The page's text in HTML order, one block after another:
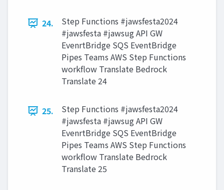
24.
Step Functions #jawsfesta2024
#jawsfesta #jawsug API GW
EvenrtBridge SQS EventBridge
Pipes Teams AWS Step Functions
workflow Translate Bedrock
Translate 24
25.
Step Functions #jawsfesta2024
#jawsfesta #jawsug API GW
EvenrtBridge SQS EventBridge
Pipes Teams AWS Step Functions
workflow Translate Bedrock
Translate 25